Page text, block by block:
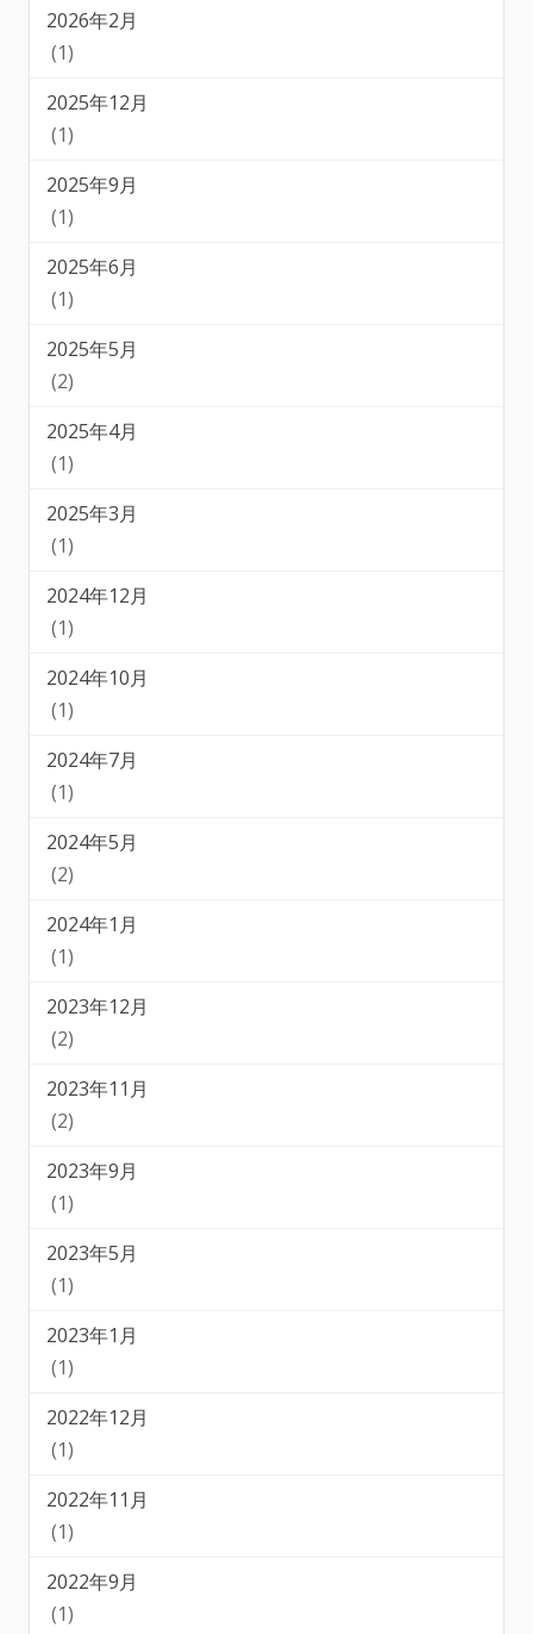
2026年2月
(1)
2025年12月
(1)
2025年9月
(1)
2025年6月
(1)
2025年5月
(2)
2025年4月
(1)
2025年3月
(1)
2024年12月
(1)
2024年10月
(1)
2024年7月
(1)
2024年5月
(2)
2024年1月
(1)
2023年12月
(2)
2023年11月
(2)
2023年9月
(1)
2023年5月
(1)
2023年1月
(1)
2022年12月
(1)
2022年11月
(1)
2022年9月
(1)